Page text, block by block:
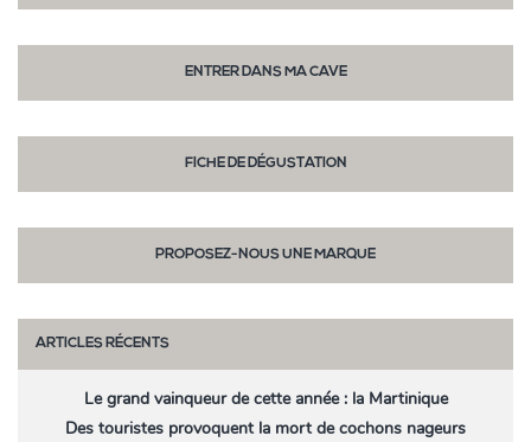
ENTRER DANS MA CAVE
FICHE DE DÉGUSTATION
PROPOSEZ-NOUS UNE MARQUE
ARTICLES RÉCENTS
Le grand vainqueur de cette année : la Martinique
Des touristes provoquent la mort de cochons nageurs